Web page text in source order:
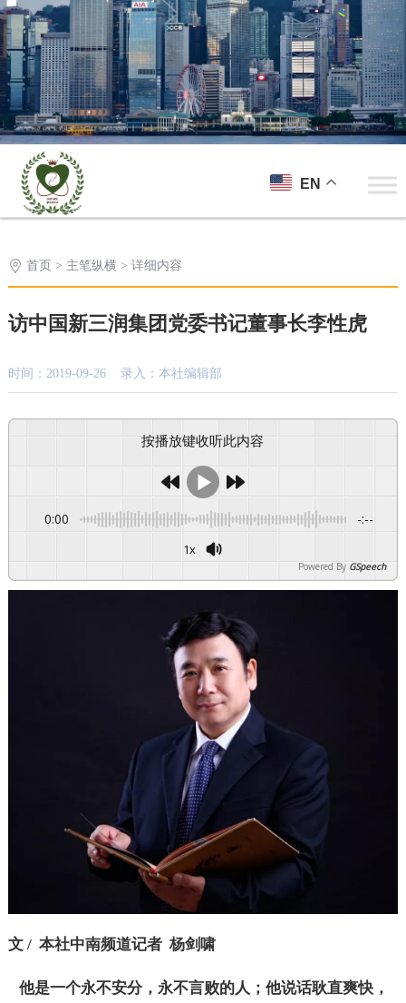
EN
首页 > 主笔纵横> 详细内容
访中国新三润集团党委书记董事长李性虎
时间：2019-09-26 录入：本社编辑部
按播放键收听此内容
0:00 -:--
1x
Powered By GSpeech
文 / 本社中南频道记者 杨剑啸
他是一个永不安分，永不言败的人；他说话耿直爽快，